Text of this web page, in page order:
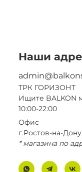
ТРК ГОРИЗОНТ
Ищите BALKON
10:00-22:00
Офис
г.Ростов-на-
* магазина по